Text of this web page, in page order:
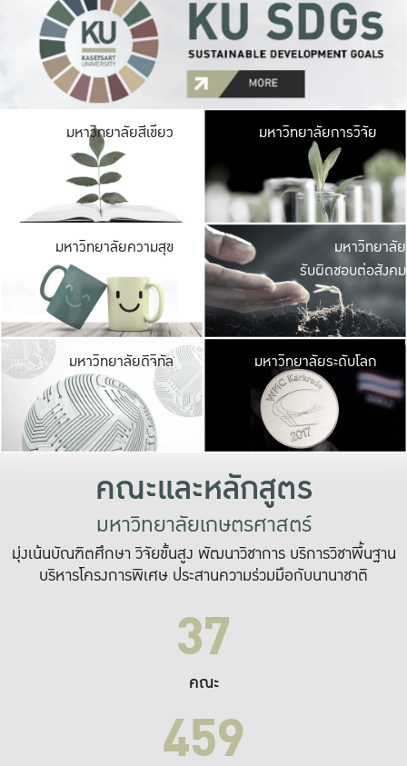
มหาวิทยาลัยสีเขียว มหาวิ
มีพื้นที่เขียวสดใส
เป็นป่าในเมือง เกษต
มหาวิทยาลัยการวิจัย
มหาวิทยาลัยความสุข มหาวิ
ค
เปิดประ
และพบเรื่องราวใ
มหาวิทยาลัย
รับผิดชอบต่อสังคม
มหาวิทยาลัยดิจิทัล มหาวิ
เปลี่ยนแปลง แล
เพื่อทำง
ระบบสารสนเทศ
มหาวิทยาลัยระดับโลก
คณะและหลักสูตร
มหาวิทยาลัยเกษตรศาสตร์
มุ่งเน้นบัณฑิตศึกษา วิจัยขั้นสูง พัฒนาวิชาการ บริการวิชาพื้นฐาน
บริหารโครงการพิเศษ ประสานความร่วมมือกับนานาชาติ
37
คณะ
459